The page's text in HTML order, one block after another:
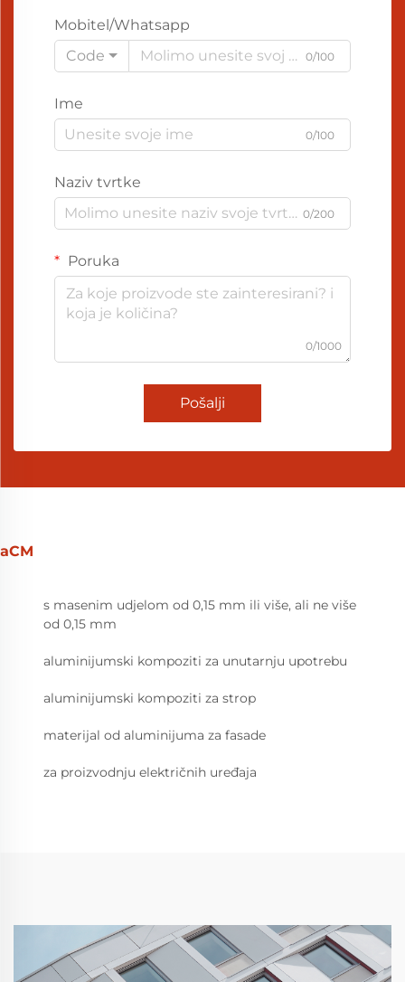
Mobitel/Whatsapp
Code
0/100
Ime
0/100
Naziv tvrtke
0/200
Poruka
0/1000
Pošalji
aCM
s masenim udjelom od 0,15 mm ili više, ali ne više
od 0,15 mm
aluminijumski kompoziti za unutarnju upotrebu
aluminijumski kompoziti za strop
materijal od aluminijuma za fasade
za proizvodnju električnih uređaja